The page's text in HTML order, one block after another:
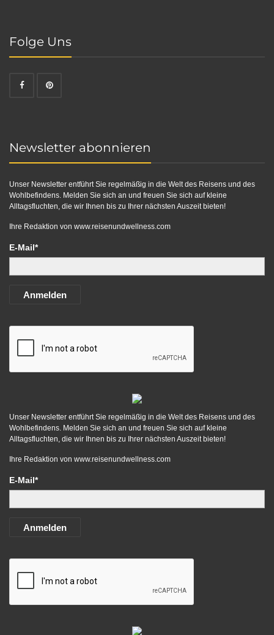
Folge Uns
Newsletter abonnieren
Unser Newsletter entführt Sie regelmäßig in die Welt des Reisens und des
Wohlbefindens. Melden Sie sich an und freuen Sie sich auf kleine
Alltagsfluchten, die wir Ihnen bis zu Ihrer nächsten Auszeit bieten!
Ihre Redaktion von www.reisenundwellness.com
E-Mail*
Anmelden
Unser Newsletter entführt Sie regelmäßig in die Welt des Reisens und des
Wohlbefindens. Melden Sie sich an und freuen Sie sich auf kleine
Alltagsfluchten, die wir Ihnen bis zu Ihrer nächsten Auszeit bieten!
Ihre Redaktion von www.reisenundwellness.com
E-Mail*
Anmelden